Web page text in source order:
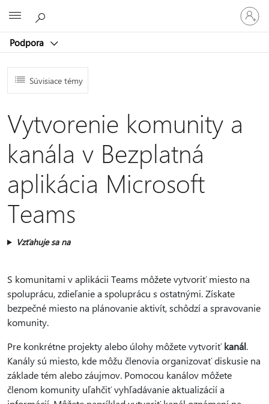
Podpora
Prihláste
sa
k
kontu
Súvisiace témy
Vytvorenie komunity a
kanála v Bezplatná
aplikácia Microsoft
Teams
Vzťahuje sa na
S komunitami v aplikácii Teams môžete vytvoriť miesto na
spoluprácu, zdieľanie a spoluprácu s ostatnými. Získate
bezpečné miesto na plánovanie aktivít, schôdzí a spravovanie
komunity.
Pre konkrétne projekty alebo úlohy môžete vytvoriťkanál.
Kanály sú miesto, kde môžu členovia organizovať diskusie na
základe tém alebo záujmov. Pomocou kanálov môžete
členom komunity uľahčiť vyhľadávanie aktualizácií a